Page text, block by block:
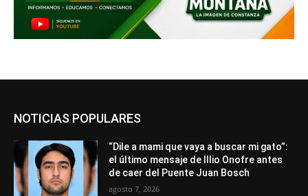
NOTICIAS POPULARES
“Dile a mami que vaya a buscar mi gato”:
el último mensaje de Illio Onofre antes
de caer del Puente Juan Bosch
agosto 7, 2026